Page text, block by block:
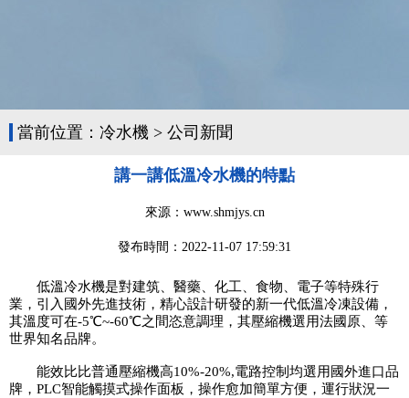
當前位置： 冷水機 > 公司新聞
講一講低溫冷水機的特點
來源：www.shmjys.cn
發布時間： 2022-11-07 17:59:31
低溫冷水機是對建筑、醫藥、化工、食物、電子等特殊行
業，引入國外先進技術，精心設計研發的新一代低溫冷凍設備，
其溫度可在-5℃~-60℃之間恣意調理，其壓縮機選用法國原、等
世界知名品牌。
能效比比普通壓縮機高10%-20%,電路控制均選用國外進口品
牌，PLC智能觸摸式操作面板，操作愈加簡單方便，運行狀況一